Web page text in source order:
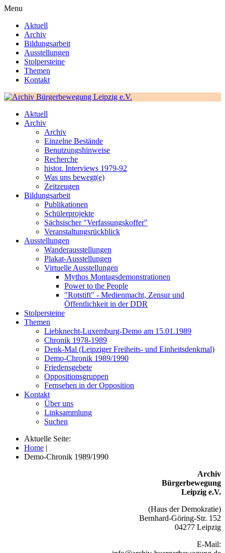
Menu
Aktuell
Archiv
Bildungsarbeit
Ausstellungen
Stolpersteine
Themen
Kontakt
Aktuell
Archiv
Archiv
Einzelne Bestände
Benutzungshinweise
Recherche
histor. Interviews 1979-92
Was uns bewegt(e)
Zeitzeugen
Bildungsarbeit
Publikationen
Schülerprojekte
Sächsischer "Verfassungskoffer"
Veranstaltungsrückblick
Ausstellungen
Wanderausstellungen
Plakat-Ausstellungen
Virtuelle Ausstellungen
Mythos Montagsdemonstrationen
Power to the People
"Rotstift" - Medienmacht, Zensur und
Öffentlichkeit in der DDR
Stolpersteine
Themen
Liebknecht-Luxemburg-Demo am 15.01.1989
Chronik 1978-1989
Denk-Mal (Leipziger Freiheits- und Einheitsdenkmal)
Demo-Chronik 1989/1990
Friedensgebete
Oppositionsgruppen
Fernsehen in der Opposition
Kontakt
Über uns
Linksammlung
Suchen
Aktuelle Seite:
Home |
Demo-Chronik 1989/1990
Archiv
Bürgerbewegung
Leipzig e.V.
(Haus der Demokratie)
Bernhard-Göring-Str. 152
04277 Leipzig
E-Mail: